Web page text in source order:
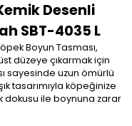
Desenli
SBT-4035 L
Boyun Tasması,
düzeye çıkarmak için
sayesinde uzun ömürlü
tasarımıyla köpeğinize
dokusu ile boynuna zarar